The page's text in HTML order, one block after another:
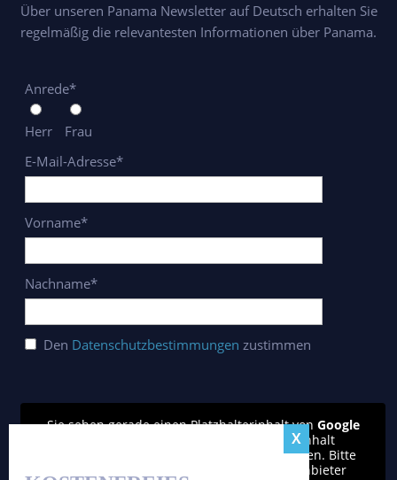
Über unseren Panama Newsletter auf Deutsch erhalten Sie
regelmäßig die relevantesten Informationen über Panama.
Anrede*
Herr
Frau
E-Mail-Adresse*
Vorname*
Nachname*
Den Datenschutzbestimmungen zustimmen
Sie sehen gerade einen Platzhalterinhalt von Google
. Um auf den eigentlichen Inhalt
zuzugreifen, klicken Sie auf den Button unten. Bitte
beachten Sie, dass dabei Daten an Drittanbieter